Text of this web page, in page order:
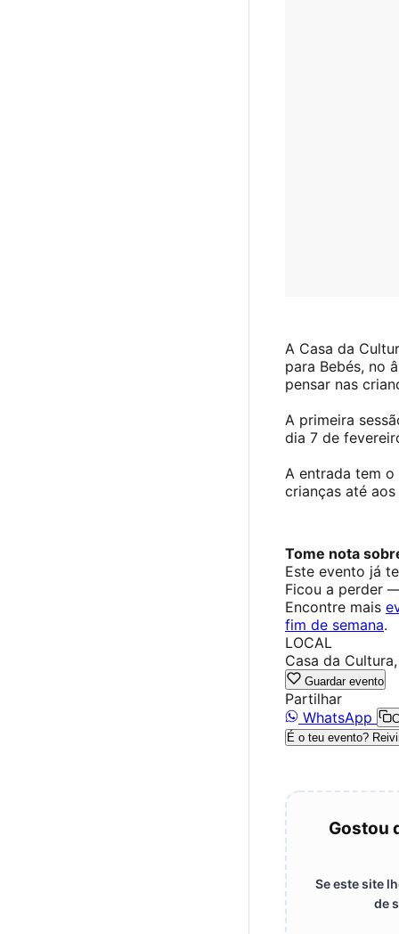
A Casa da
para Bebés, no
pensar nas
A primeira
dia 7 de
A entrada tem
crianças até
Tome nota
Este evento já
Ficou a perder
Encontre mais
fim de semana.
LOCAL
Casa da
Guardar evento
Partilhar
WhatsApp
É o teu evento?
Gostou
Se este site
de